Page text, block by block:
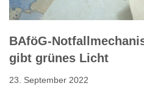
BAföG-
gibt grünes Licht
23. September 2022